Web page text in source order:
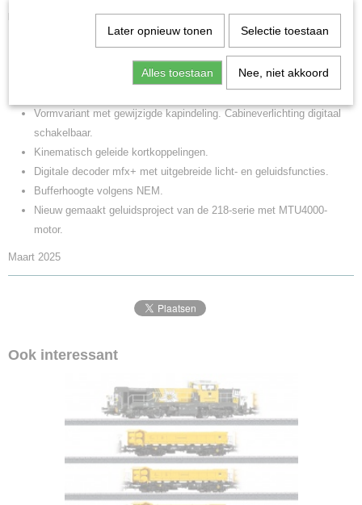
Eerste versie van de BR 218 met grootlicht. Met digitaal
Chassis en carrosserie van de locomotief van metaal.
Vormvariant met gewijzigde kapindeling. Cabineverlichting digitaal
schakelbaar.
Kinematisch geleide kortkoppelingen.
Digitale decoder mfx+ met uitgebreide licht- en geluidsfuncties.
Bufferhoogte volgens NEM.
Nieuw gemaakt geluidsproject van de 218-serie met MTU4000-
motor.
Maart 2025
Ook interessant
Later opnieuw tonen Selectie toestaan
Alles toestaan Nee, niet akkoord